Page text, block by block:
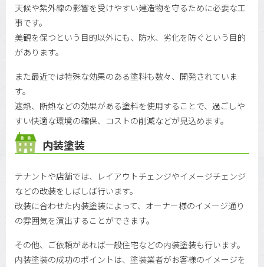
天候や紫外線の影響を受けやすい建造物を守るために必要な工
事です。
美観を保つという目的以外にも、防水、劣化を防ぐという目的
があります。
また最近では特殊な効果のある塗料も数々、開発されていま
す。
遮熱、断熱などの効果がある塗料を使用することで、過ごしや
すい快適な環境の確保、コストの削減などが見込めます。
内装塗装
テナントや店舗では、レイアウトチェンジやイメージチェンジ
などの改装をしばしば行います。
改装に合わせた内装塗装によって、オーナー様のイメージ通り
の雰囲気を演出することができます。
その他、ご依頼があれば一般住宅などの内装塗装も行います。
内装塗装の成功のポイントは、塗装業者がお客様のイメージを